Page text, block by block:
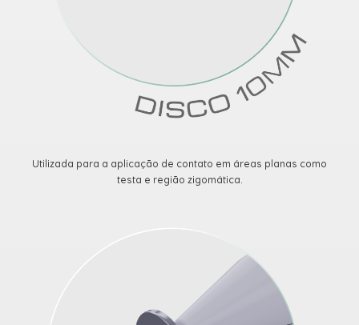
Utilizada para a aplicação de contato em áreas planas como
testa e região zigomática.